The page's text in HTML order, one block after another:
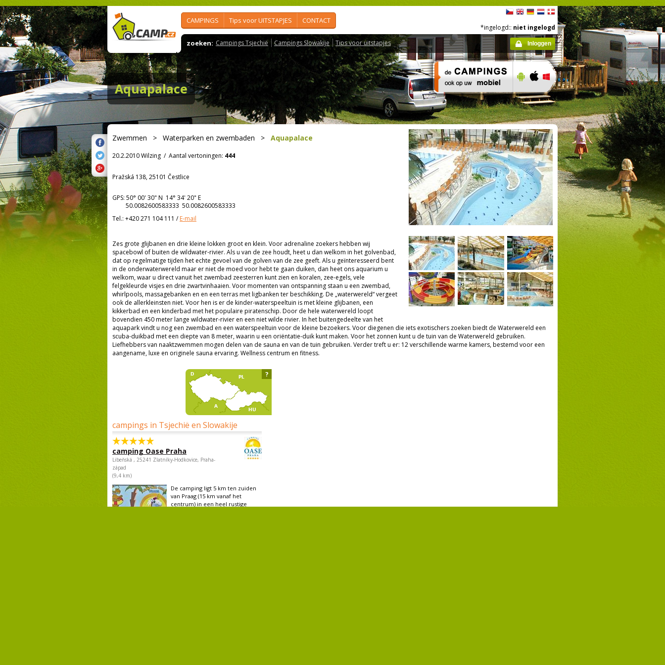
CAMPINGS Tips voor UITSTAPJES CONTACT
zoeken: Campings Tsjechië Campings Slowakije Tips voor uitstapjes
*ingelogd:: niet ingelogd
Inloggen
Aquapalace
Zwemmen > Waterparken en zwembaden > Aquapalace
20.2.2010 Wilzing / Aantal vertoningen: 444
Pražská 138, 25101 Čestlice
GPS: 50° 00' 30" N 14° 34' 20" E
50.0082600583333 50.0082600583333
Tel.: +420 271 104 111 /E-mail
Zes grote glijbanen en drie kleine lokken groot en klein. Voor adrenaline zoekers hebben wij
spacebowl of buiten de wildwater-rivier. Als u van de zee houdt, heet u dan welkom in het golvenbad,
dat op regelmatige tijden het echte gevoel van de golven van de zee geeft. Als u geïnteresseerd bent
in de onderwaterwereld maar er niet de moed voor hebt te gaan duiken, dan heet ons aquarium u
welkom, waar u direct vanuit het zwembad zeesterren kunt zien en koralen, zee-egels, vele
felgekleurde visjes en drie zwartvinhaaien. Voor momenten van ontspanning staan u een zwembad,
whirlpools, massagebanken en en een terras met ligbanken ter beschikking. De „waterwereld“ vergeet
ook de allerkleinsten niet. Voor hen is er de kinder-waterspeeltuin is met kleine glijbanen, een
kikkerbad en een kinderbad met het populaire piratenschip. Door de hele waterwereld loopt
bovendien 450 meter lange wildwater-rivier en een niet wilde rivier. In het buitengedeelte van het
aquapark vindt u nog een zwembad en een waterspeeltuin voor de kleine bezoekers. Voor diegenen die iets exotischers zoeken biedt de Waterwereld een
scuba-duikbad met een diepte van 8 meter, waarin u een oriëntatie-duik kunt maken. Voor het zonnen kunt u de tuin van de Waterwereld gebruiken.
Liefhebbers van naaktzwemmen mogen delen van de sauna en van de tuin gebruiken. Verder treft u er: 12 verschillende warme kamers, bestemd voor een
aangename, luxe en originele sauna ervaring. Wellness centrum en fitness.
campings in Tsjechië en Slowakije
camping Oase Praha
Libeňská , 25241 Zlatníky-Hodkovice, Praha-
západ
(9,4 km)
De camping ligt 5 km ten zuiden
van Praag (15 km vanaf het
centrum) in een heel rustige
?